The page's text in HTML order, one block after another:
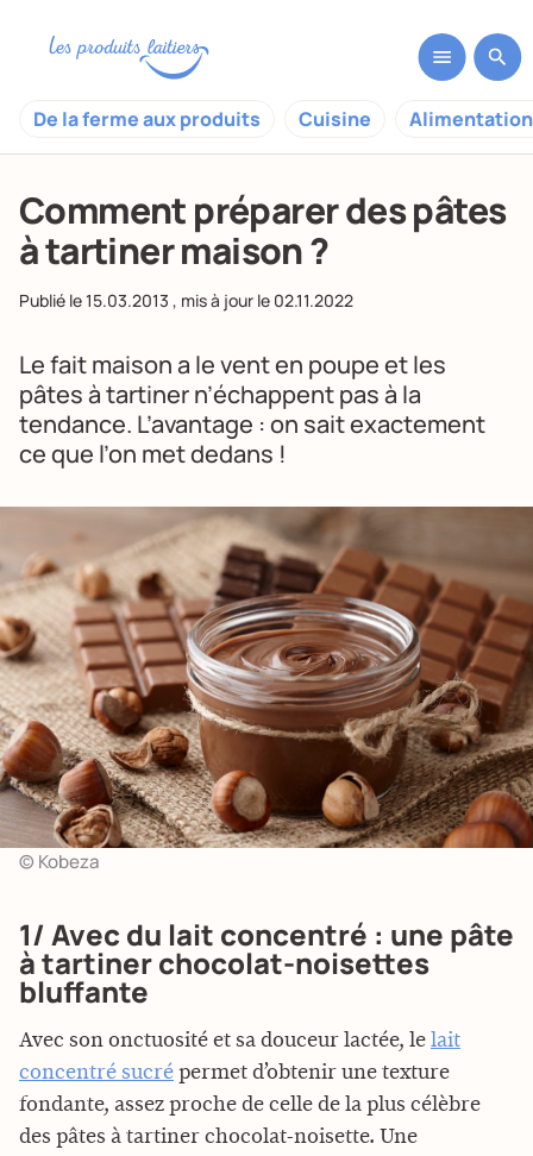
De la ferme aux produits Cuisine
Comment préparer des pâtes
à tartiner maison ?
Publié le15.03.2013 , mis à jour le 02.11.2022
Le fait maison a le vent en poupe et les
pâtes à tartiner n’échappent pas à la
tendance. L’avantage : on sait exactement
ce que l’on met dedans !
© Kobeza
1/ Avec du lait concentré : une pâte
à tartiner chocolat-noisettes
bluffante
Avec son onctuosité et sa douceur lactée, le lait
concentré sucré permet d’obtenir une texture
fondante, assez proche de celle de la plus célèbre
des pâtes à tartiner chocolat-noisette. Une